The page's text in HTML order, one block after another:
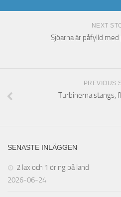
NEXT
Sjöarna är påfylld
PREVIOUS
Turbinerna stängs,
SENASTE INLÄGGEN
2 lax och 1 öring på land
2026-06-24